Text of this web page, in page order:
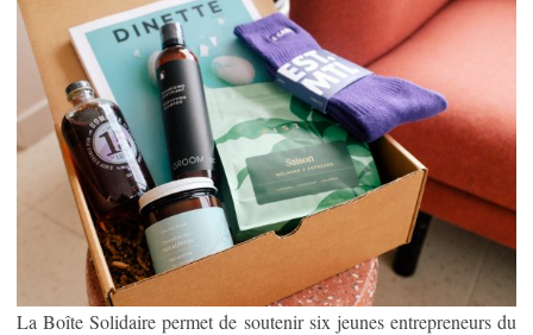
La Boîte Solidaire permet de soutenir six jeunes entrepreneurs du